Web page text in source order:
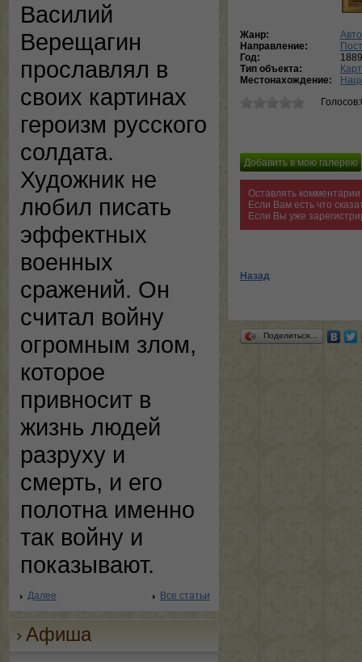
Василий
Верещагин
прославлял в
своих картинах
героизм русского
солдата.
Художник не
любил писать
эффектных
военных
сражений. Он
считал войну
огромным злом,
которое
привносит в
жизнь людей
разруху и
смерть, и его
полотна именно
так войну и
показывают.
Далее Все статьи
Афиша
Жанр:
Направление:
Год:
1889
Тип объекта:
Местонахождение:
Оставлять
Если Вам есть что
Если Вы уже
Назад
Поделиться…